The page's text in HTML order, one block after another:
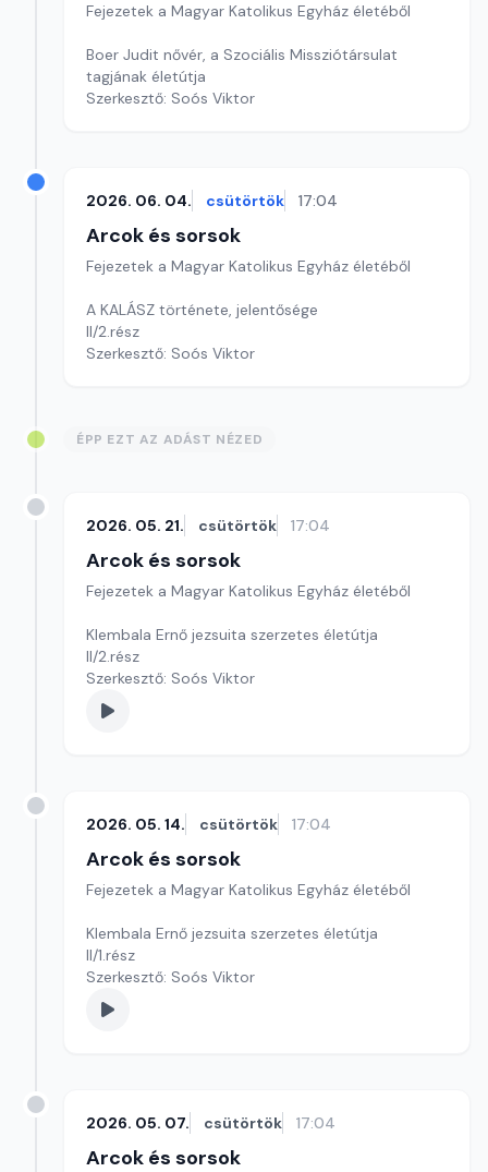
Fejezetek a Magyar Katolikus Egyház életéből
Boer Judit nővér, a Szociális Missziótársulat
tagjának életútja
Szerkesztő: Soós Viktor
2026. 06. 04. csütörtök 17:04
Arcok és sorsok
Fejezetek a Magyar Katolikus Egyház életéből
A KALÁSZ története, jelentősége
II/2.rész
Szerkesztő: Soós Viktor
ÉPP EZT AZ ADÁST NÉZED
2026. 05. 21. csütörtök 17:04
Arcok és sorsok
Fejezetek a Magyar Katolikus Egyház életéből
Klembala Ernő jezsuita szerzetes életútja
II/2.rész
Szerkesztő: Soós Viktor
2026. 05. 14. csütörtök 17:04
Arcok és sorsok
Fejezetek a Magyar Katolikus Egyház életéből
Klembala Ernő jezsuita szerzetes életútja
II/1.rész
Szerkesztő: Soós Viktor
2026. 05. 07. csütörtök 17:04
Arcok és sorsok